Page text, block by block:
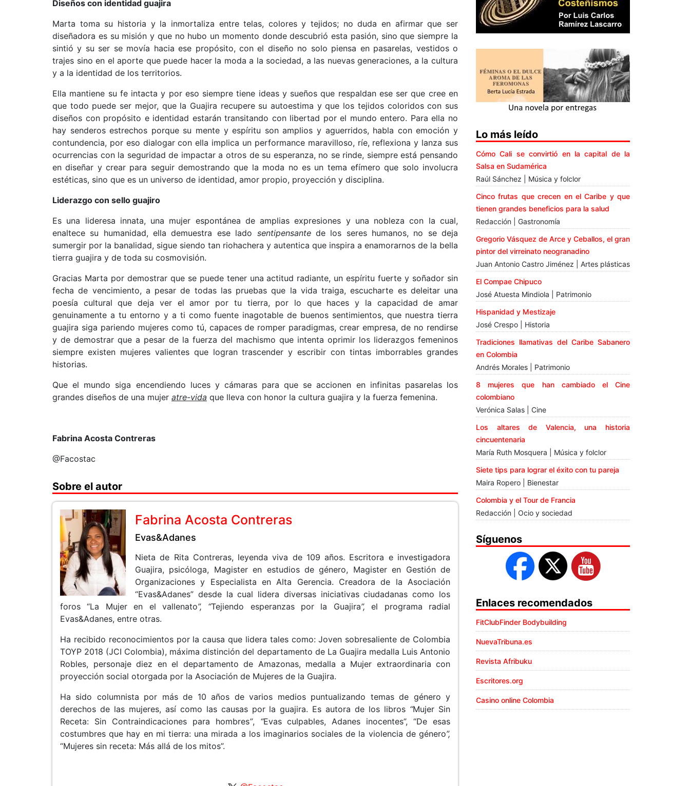
Diseños con identidad guajira
Marta toma su historia y la inmortaliza entre telas, colores y tejidos; no duda en afirmar que ser
diseñadora es su misión y que no hubo un momento donde descubrió esta pasión, sino que siempre la
sintió y su ser se movía hacia ese propósito, con el diseño no solo piensa en pasarelas, vestidos o
trajes sino en el aporte que puede hacer la moda a la sociedad, a las nuevas generaciones, a la cultura
y a la identidad de los territorios.
Ella mantiene su fe intacta y por eso siempre tiene ideas y sueños que respaldan ese ser que cree en
que todo puede ser mejor, que la Guajira recupere su autoestima y que los tejidos coloridos con sus
diseños con propósito e identidad estarán transitando con libertad por el mundo entero. Para ella no
hay senderos estrechos porque su mente y espíritu son amplios y aguerridos, habla con emoción y
contundencia, por eso dialogar con ella implica un performance maravilloso, ríe, reflexiona y lanza sus
ocurrencias con la seguridad de impactar a otros de su esperanza, no se rinde, siempre está pensando
en diseñar y crear para seguir demostrando que la moda no es un tema efímero que solo involucra
estéticas, sino que es un universo de identidad, amor propio, proyección y disciplina.
Liderazgo con sello guajiro
Es una lideresa innata, una mujer espontánea de amplias expresiones y una nobleza con la cual,
enaltece su humanidad, ella demuestra ese lado sentipensantede los seres humanos, no se deja
sumergir por la banalidad, sigue siendo tan riohachera y autentica que inspira a enamorarnos de la bella
tierra guajira y de toda su cosmovisión.
Gracias Marta por demostrar que se puede tener una actitud radiante, un espíritu fuerte y soñador sin
fecha de vencimiento, a pesar de todas las pruebas que la vida traiga, escucharte es deleitar una
poesía cultural que deja ver el amor por tu tierra, por lo que haces y la capacidad de amar
genuinamente a tu entorno y a ti como fuente inagotable de buenos sentimientos, que nuestra tierra
guajira siga pariendo mujeres como tú, capaces de romper paradigmas, crear empresa, de no rendirse
y de demostrar que a pesar de la fuerza del machismo que intenta oprimir los liderazgos femeninos
siempre existen mujeres valientes que logran trascender y escribir con tintas imborrables grandes
historias.
Que el mundo siga encendiendo luces y cámaras para que se accionen en infinitas pasarelas los
grandes diseños de una mujer atre-vida que lleva con honor la cultura guajira y la fuerza femenina.
Fabrina Acosta Contreras
@Facostac
Sobre el autor
Fabrina Acosta Contreras
Evas&Adanes
Nieta de Rita Contreras, leyenda viva de 109 años. Escritora e investigadora
Guajira, psicóloga, Magister en estudios de género, Magister en Gestión de
Organizaciones y Especialista en Alta Gerencia. Creadora de la Asociación
“Evas&Adanes” desde la cual lidera diversas iniciativas ciudadanas como los
foros “La Mujer en el vallenato”, “Tejiendo esperanzas por la Guajira”,el programa radial
Evas&Adanes, entre otras.
Ha recibido reconocimientos por la causa que lidera tales como: Joven sobresaliente de Colombia
TOYP 2018 (JCI Colombia), máxima distinción del departamento de La Guajira medalla Luis Antonio
Robles, personaje diez en el departamento de Amazonas, medalla a Mujer extraordinaria con
proyección social otorgada por la Asociación de Mujeres de la Guajira.
Ha sido columnista por más de 10 años de varios medios puntualizando temas de género y
derechos de las mujeres, así como las causas por la guajira. Es autora de los libros “Mujer Sin
Receta: Sin Contraindicaciones para hombres”, “Evas culpables, Adanes inocentes”, “De esas
costumbres que hay en mi tierra: una mirada a los imaginarios sociales de la violencia de género”,
“Mujeres sin receta: Más allá de los mitos”.
Lo más leído
Cómo Cali se convirtió en la capital de la
Salsa en Sudamérica
Raúl Sánchez | Música y folclor
Cinco frutas que crecen en el Caribe y que
tienen grandes beneficios para la salud
Redacción | Gastronomía
Gregorio Vásquez de Arce y Ceballos, el gran
pintor del virreinato neogranadino
Juan Antonio Castro Jiménez | Artes plásticas
El Compae Chipuco
José Atuesta Mindiola | Patrimonio
Hispanidad y Mestizaje
José Crespo | Historia
Tradiciones llamativas del Caribe Sabanero
en Colombia
Andrés Morales | Patrimonio
8 mujeres que han cambiado el Cine
colombiano
Verónica Salas | Cine
Los altares de Valencia, una historia
cincuentenaria
María Ruth Mosquera | Música y folclor
Siete tips para lograr el éxito con tu pareja
Maira Ropero | Bienestar
Colombia y el Tour de Francia
Redacción | Ocio y sociedad
Síguenos
Enlaces recomendados
FitClubFinder Bodybuilding
NuevaTribuna.es
Revista Afribuku
Escritores.org
Casino online Colombia